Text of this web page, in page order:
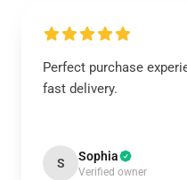
Perfect purchase
fast delivery.
S Sophia
Verified owner